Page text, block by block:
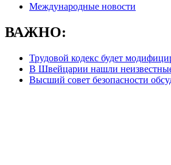
Международные новости
ВАЖНО:
Трудовой кодекс будет
В Швейцарии нашли
Высший совет безопасности